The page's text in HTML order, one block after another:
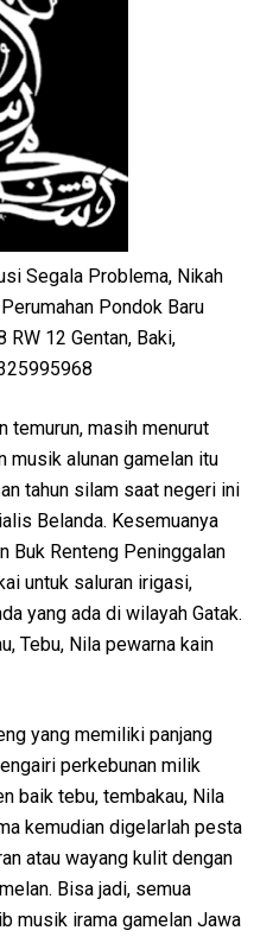
Segala Problema, Nikah
Pondok Baru
RW 12 Gentan, Baki,
temurun, masih menurut
musik alunan gamelan itu
tahun silam saat negeri ini
Belanda. Kesemuanya
Buk Renteng Peninggalan
untuk saluran irigasi,
yang ada di wilayah Gatak.
Tebu, Nila pewarna kain
yang memiliki panjang
perkebunan milik
baik tebu, tembakau, Nila
kemudian digelarlah pesta
atau wayang kulit dengan
Bisa jadi, semua
musik irama gamelan Jawa